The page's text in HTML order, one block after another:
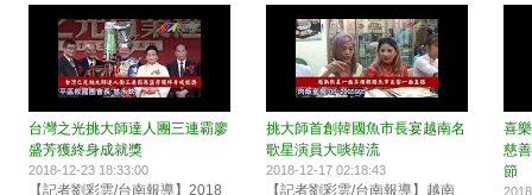
台灣之光挑大師達人團三連霸廖
盛芳獲終身成就獎
2018-12-23 18:33:00
【記者劉彩雲/台南報導】2018
挑大師首創韓國魚市長宴越南名
歌星演員大啖韓流
2018-12-17 02:18:43
【記者劉彩雲/台南報導】越南
喜
慈
節